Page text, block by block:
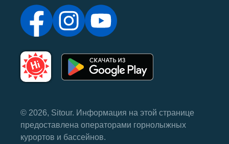
© 2026, Sitour. Информация на этой странице
предоставлена ​​операторами горнолыжных
курортов и бассейнов.